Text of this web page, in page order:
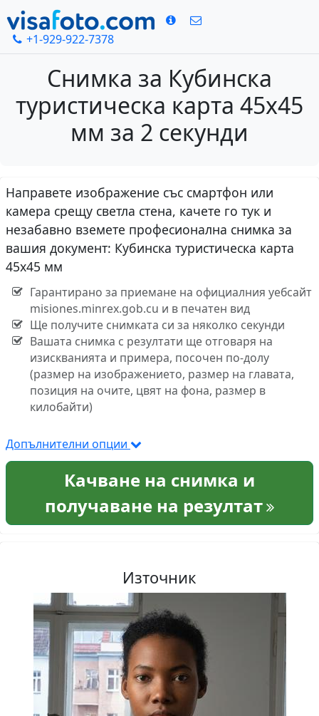
+1-929-922-7378
Снимка за Кубинска
туристическа карта 45х45
мм за 2 секунди
Направете изображение със смартфон или
камера срещу светла стена, качете го тук и
незабавно вземете професионална снимка за
вашия документ: Кубинска туристическа карта
45х45 мм
Гарантирано за приемане на официалния уебсайт
misiones.minrex.gob.cu и в печатен вид
Ще получите снимката си за няколко секунди
Вашата снимка с резултати ще отговаря на
изискванията и примера, посочен по-долу
(размер на изображението, размер на главата,
позиция на очите, цвят на фона, размер в
килобайти)
Допълнителни опции
Качване на снимка и
получаване на резултат
Източник